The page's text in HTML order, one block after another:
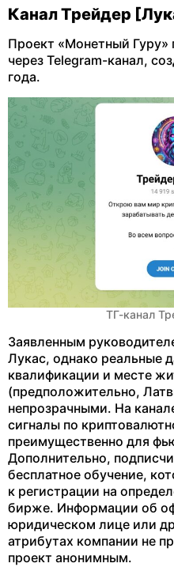
Канал Трейдер
Проект «Монетный Гуру»
через Telegram-канал,
года.
ТГ-канал
Заявленным
Лукас, однако реальные
квалификации и месте
(предположительно,
непрозрачными. На
сигналы по
преимущественно для
Дополнительно,
бесплатное обучение,
к регистрации на
бирже. Информации об
юридическом лице или
атрибутах компании не
проект анонимным.